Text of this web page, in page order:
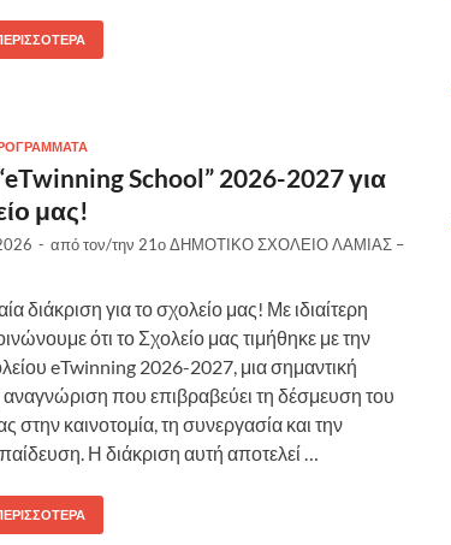
School” 2026-2027 για
μας!
- από τον/την 21ο ΔΗΜΟΤΙΚΟ ΣΧΟΛΕΙΟ ΛΑΜΙΑΣ –
διάκριση για το σχολείο μας! Με ιδιαίτερη
ότι το Σχολείο μας τιμήθηκε με την
eTwinning 2026-2027, μια σημαντική
που επιβραβεύει τη δέσμευση του
στην καινοτομία, τη συνεργασία και την
Η διάκριση αυτή αποτελεί …